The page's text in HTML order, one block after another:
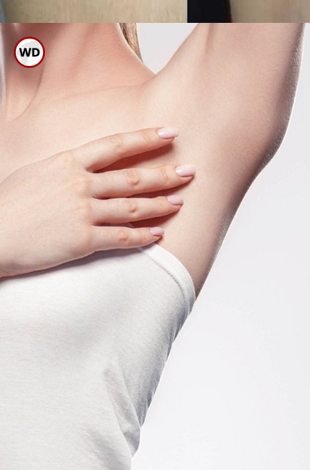
ಕಂಕುಳ ಭಾಗದಲ್ಲಿ ಕೂದಲು ಬೆಳೆದು
ಅಸಹ್ಯ ಕಾಣುತ್ತಿದ್ದರೆ ರೇಝರ್ ಬಳಸಿ